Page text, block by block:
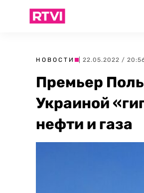
НОВОСТИ | 22.05.2022 /
Премьер
Украиной
нефти и газа